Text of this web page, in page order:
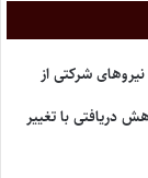
شرکتی از
دریافتی با تغییر